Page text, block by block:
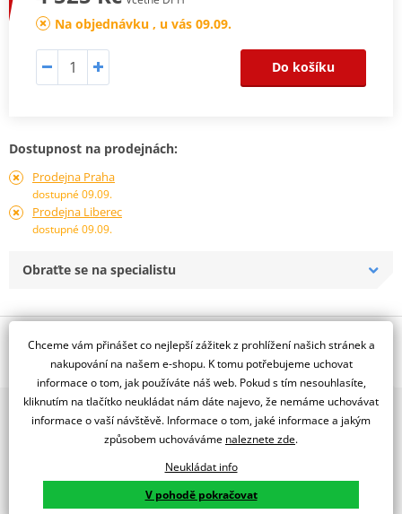
Na objednávku , u vás 09.09.
Do košíku
Dostupnost na prodejnách:
Prodejna Praha
dostupné 09.09.
Prodejna Liberec
dostupné 09.09.
Obraťte se na specialistu
Popis a parametry
Jsme autorizovaný
dealer značky NG
Pevný, D296, d155 t4,02x multibrand showroom
9 značek motocyklů, servis, oblečení, doplňky i náhradní
díly, to vše v Praze a Liberci
Více než 30 let zkušeností
Za řídítky motorek, v servisu i prodeji moto vybavení
Chceme vám přinášet co nejlepší zážitek z prohlížení našich stránek a
nakupování na našem e-shopu. K tomu potřebujeme uchovat
informace o tom, jak používáte náš web. Pokud s tím nesouhlasíte,
kliknutím na tlačítko neukládat nám dáte najevo, že nemáme uchovávat
informace o vaší návštěvě. Informace o tom, jaké informace a jakým
způsobem uchováváme naleznete zde.
Neukládat info
V pohodě pokračovat